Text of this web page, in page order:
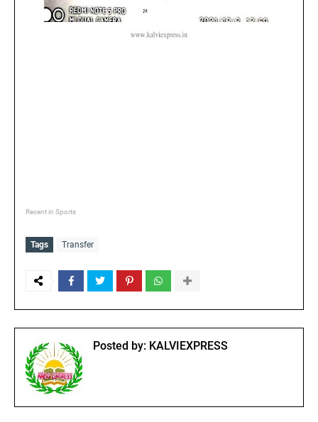
Recent in Sports
Tags Transfer
Posted by: KALVIEXPRESS